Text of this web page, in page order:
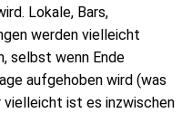
Lokale, Bars,
werden vielleicht
selbst wenn Ende
aufgehoben wird (was
ist es inzwischen